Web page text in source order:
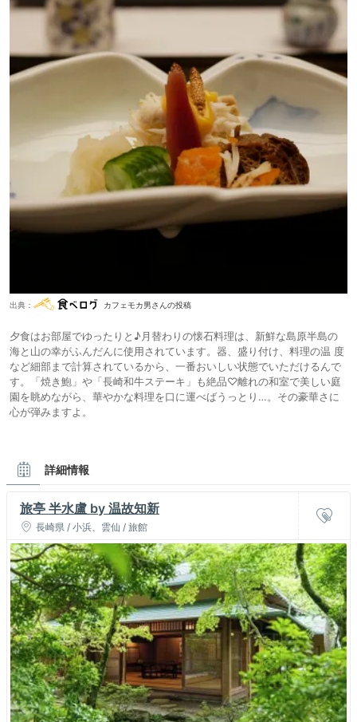
出典： カフェモカ男さんの投稿
夕食はお部屋でゆったりと♪⽉替わりの懐⽯料理は、新鮮な島原半島の
海と⼭の幸がふんだんに使⽤されています。器、盛り付け、料理の温 度
など細部まで計算されているから、⼀番おいしい状態でいただけるんで
す。「焼き鮑」や「⻑崎和⽜ステーキ」も絶品♡離れの和室で美しい庭
園を眺めながら、華やかな料理を⼝に運べばうっとり…。その豪華さに
⼼が弾みますよ。
詳細情報
旅亭 半水盧 by 温故知新
長崎県 / 小浜、雲仙 / 旅館